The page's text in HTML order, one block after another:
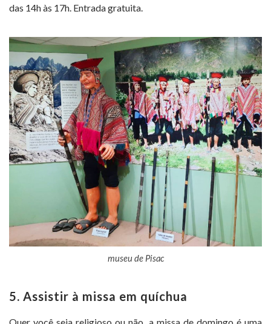
das 14h às 17h. Entrada gratuita.
museu de Pisac
5. Assistir à missa em quíchua